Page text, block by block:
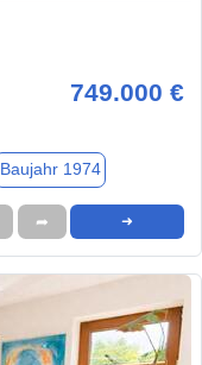
749.000 €
Baujahr 1974
➦ ➜